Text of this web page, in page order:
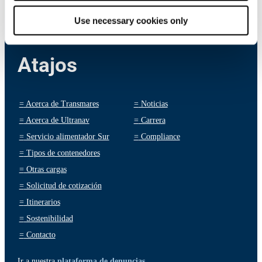
Use necessary cookies only
Atajos
=Acerca de Transmares
=Acerca de Ultranav
=Servicio alimentador Sur
=Tipos de contenedores
=Otras cargas
=Solicitud de cotización
=Itinerarios
=Sostenibilidad
=Contacto
=Noticias
=Carrera
=Compliance